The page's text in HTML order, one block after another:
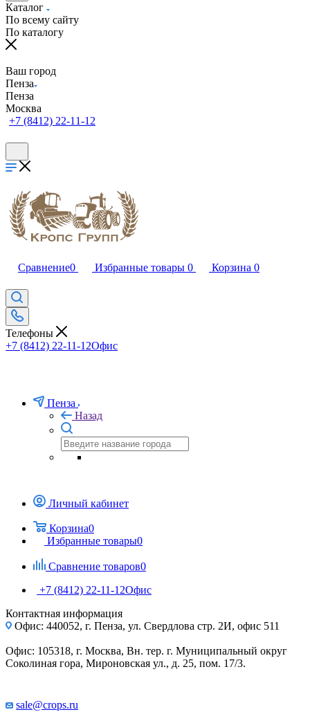
Каталог
По всему сайту
По каталогу
Ваш город
Пенза
Пенза
Москва
+7 (8412) 22-11-12
Сравнение0 Избранные товары 0 Корзина 0
Телефоны
+7 (8412) 22-11-12Офис
Пенза
Назад
Личный кабинет
Корзина0
Избранные товары0
Сравнение товаров0
+7 (8412) 22-11-12Офис
Контактная информация
Офис: 440052, г. Пенза, ул. Свердлова стр. 2И, офис 511
Офис: 105318, г. Москва, Вн. тер. г. Муниципальный округ
Соколиная гора, Мироновская ул., д. 25, пом. 17/3.
sale@crops.ru